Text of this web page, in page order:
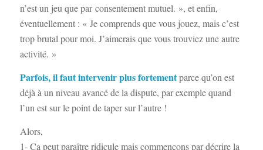
n’est un jeu que par consentement mutuel. », et enfin,
éventuellement : « Je comprends que vous jouez, mais c’est
trop brutal pour moi. J’aimerais que vous trouviez une autre
activité. »
Parfois, il faut intervenir plus fortementparce qu’on est
déjà à un niveau avancé de la dispute, par exemple quand
l’un est sur le point de taper sur l’autre !
Alors,
1- Ca peut paraître ridicule mais commençons par décrire la